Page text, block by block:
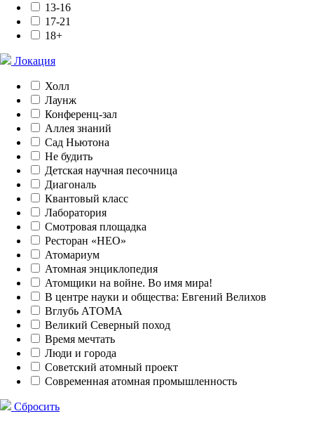
13-16
17-21
18+
Локация
Холл
Лаунж
Конференц-зал
Аллея знаний
Сад Ньютона
Не будить
Детская научная песочница
Диагональ
Квантовый класс
Лаборатория
Смотровая площадка
Ресторан «НЕО»
Атомариум
Атомная энциклопедия
Атомщики на войне. Во имя мира!
В центре науки и общества: Евгений Велихов
Вглубь АТОМА
Великий Северный поход
Время мечтать
Люди и города
Советский атомный проект
Современная атомная промышленность
Сбросить